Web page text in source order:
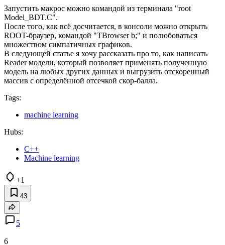
Запустить макрос можно командой из терминала "root
Model_BDT.C".
После того, как всё досчитается, в консоли можно открыть
ROOT-браузер, командой "TBrowser b;" и полюбоваться
множеством симпатичных графиков.
В следующей статье я хочу рассказать про то, как написать
Reader модели, который позволяет применять полученную
модель на любых других данных и выгрузить отскоренный
массив с определённой отсечкой скор-балла.
Tags:
machine learning
Hubs:
C++
Machine learning
+1
43
5
6